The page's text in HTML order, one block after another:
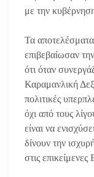
με την
Τα
επιβεβαίωσαν
ότι όταν
Καραμανλική
πολιτικές
όχι από τους
είναι να
δίνουν την
στις